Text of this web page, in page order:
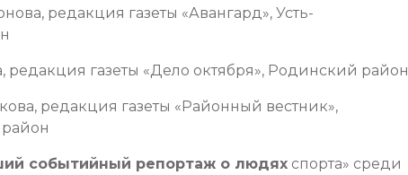
редакция газеты «Авангард», Усть-
редакция газеты «Дело октября», Родинский район
редакция газеты «Районный вестник»,
событийный репортаж о людях спорта» среди